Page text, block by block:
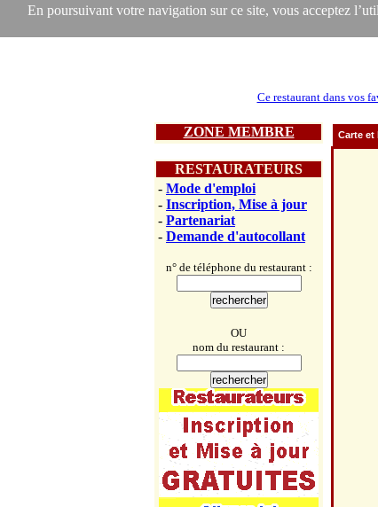
En poursuivant votre navigation sur ce site, vous acceptez
Ce restaurant dans vos
ZONE MEMBRE
RESTAURATEURS
- Mode d'emploi
- Inscription, Mise à jour
- Partenariat
- Demande d'autocollant
n° de téléphone du restaurant :
OU
nom du restaurant :
Carte et